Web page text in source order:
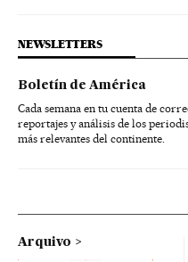
NEWSLETTERS
Boletín de América
Cada semana en tu cuenta de
reportajes y análisis de los
más relevantes del continente.
Arquivo